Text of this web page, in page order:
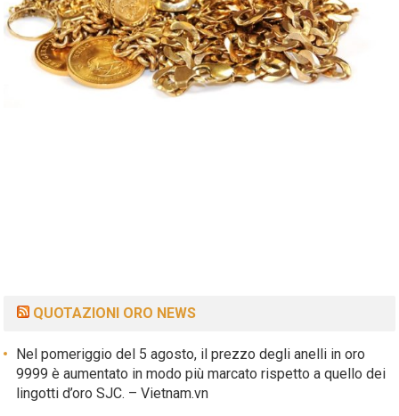
QUOTAZIONI ORO NEWS
Nel pomeriggio del 5 agosto, il prezzo degli anelli in oro
9999 è aumentato in modo più marcato rispetto a quello dei
lingotti d’oro SJC. – Vietnam.vn